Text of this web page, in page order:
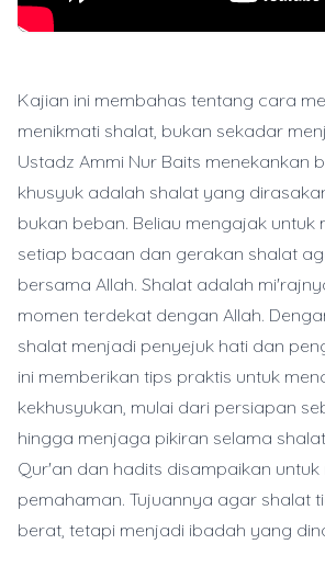
Kajian ini membahas tentang cara
menikmati shalat, bukan sekadar
Ustadz Ammi Nur Baits menekankan
khusyuk adalah shalat yang
bukan beban. Beliau mengajak untuk
setiap bacaan dan gerakan shalat
bersama Allah. Shalat adalah
momen terdekat dengan Allah.
shalat menjadi penyejuk hati dan
ini memberikan tips praktis untuk
kekhusyukan, mulai dari persiapan
hingga menjaga pikiran selama
Qur'an dan hadits disampaikan
pemahaman. Tujuannya agar shalat
berat, tetapi menjadi ibadah yang